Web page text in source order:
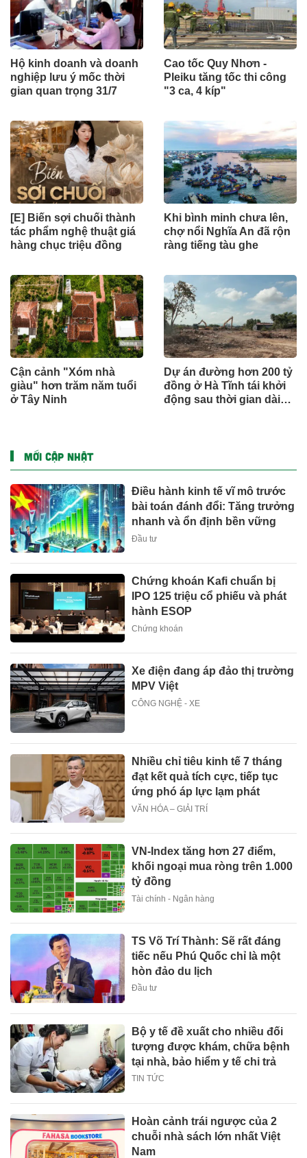
Hộ kinh doanh và doanh
nghiệp lưu ý mốc thời
gian quan trọng 31/7
Cao tốc Quy Nhơn -
Pleiku tăng tốc thi công
"3 ca, 4 kíp"
[E] Biến sợi chuối thành
tác phẩm nghệ thuật giá
hàng chục triệu đồng
Khi bình minh chưa lên,
chợ nổi Nghĩa An đã rộn
ràng tiếng tàu ghe
Cận cảnh "Xóm nhà
giàu" hơn trăm năm tuổi
ở Tây Ninh
Dự án đường hơn 200 tỷ
đồng ở Hà Tĩnh tái khởi
động sau thời gian dài
MỚI CẬP NHẬT
Điều hành kinh tế vĩ mô trước
bài toán đánh đổi: Tăng trưởng
nhanh và ổn định bền vững
Đầu tư
Chứng khoán Kafi chuẩn bị
IPO 125 triệu cổ phiếu và phát
hành ESOP
Chứng khoán
Xe điện đang áp đảo thị trường
MPV Việt
CÔNG NGHỆ - XE
Nhiều chỉ tiêu kinh tế 7 tháng
đạt kết quả tích cực, tiếp tục
ứng phó áp lực lạm phát
VĂN HÓA – GIẢI TRÍ
VN-Index tăng hơn 27 điểm,
khối ngoại mua ròng trên 1.000
tỷ đồng
Tài chính - Ngân hàng
TS Võ Trí Thành: Sẽ rất đáng
tiếc nếu Phú Quốc chỉ là một
hòn đảo du lịch
Đầu tư
Bộ y tế đề xuất cho nhiều đối
tượng được khám, chữa bệnh
tại nhà, bảo hiểm y tế chi trả
TIN TỨC
Hoàn cảnh trái ngược của 2
chuỗi nhà sách lớn nhất Việt
Nam